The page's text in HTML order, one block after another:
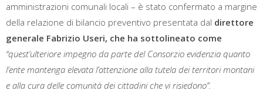
amministrazioni comunali locali – è stato confermato a margine
della relazione di bilancio preventivo presentata dal direttore
generale Fabrizio Useri, che ha sottolineato come
“quest’ulteriore impegno da parte del Consorzio evidenzia quanto
l’ente mantenga elevata l’attenzione alla tutela dei territori montani
e alla cura delle comunità dei cittadini che vi risiedono”.